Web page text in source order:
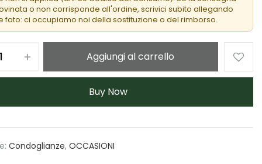
o non corrisponde all'ordine, scrivici subito allegando
foto: ci occupiamo noi della sostituzione o del rimborso.
Aggiungi al carrello
Buy Now
Condoglianze, OCCASIONI